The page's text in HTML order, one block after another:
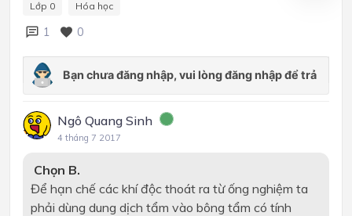
Lớp 0 Hóa học
1 0
Ngô Quang Sinh
4 tháng 7 2017
Chọn B.
Để hạn chế các khí độc thoát ra từ ống nghiệm ta
phải dùng dung dịch tẩm vào bông tẩm có tính